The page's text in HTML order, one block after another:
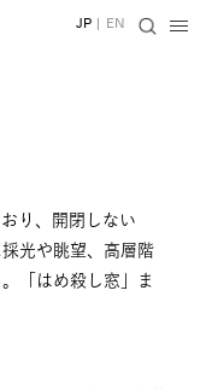
JP | EN
り、開閉しない
光や眺望、高層階
「はめ殺し窓」ま